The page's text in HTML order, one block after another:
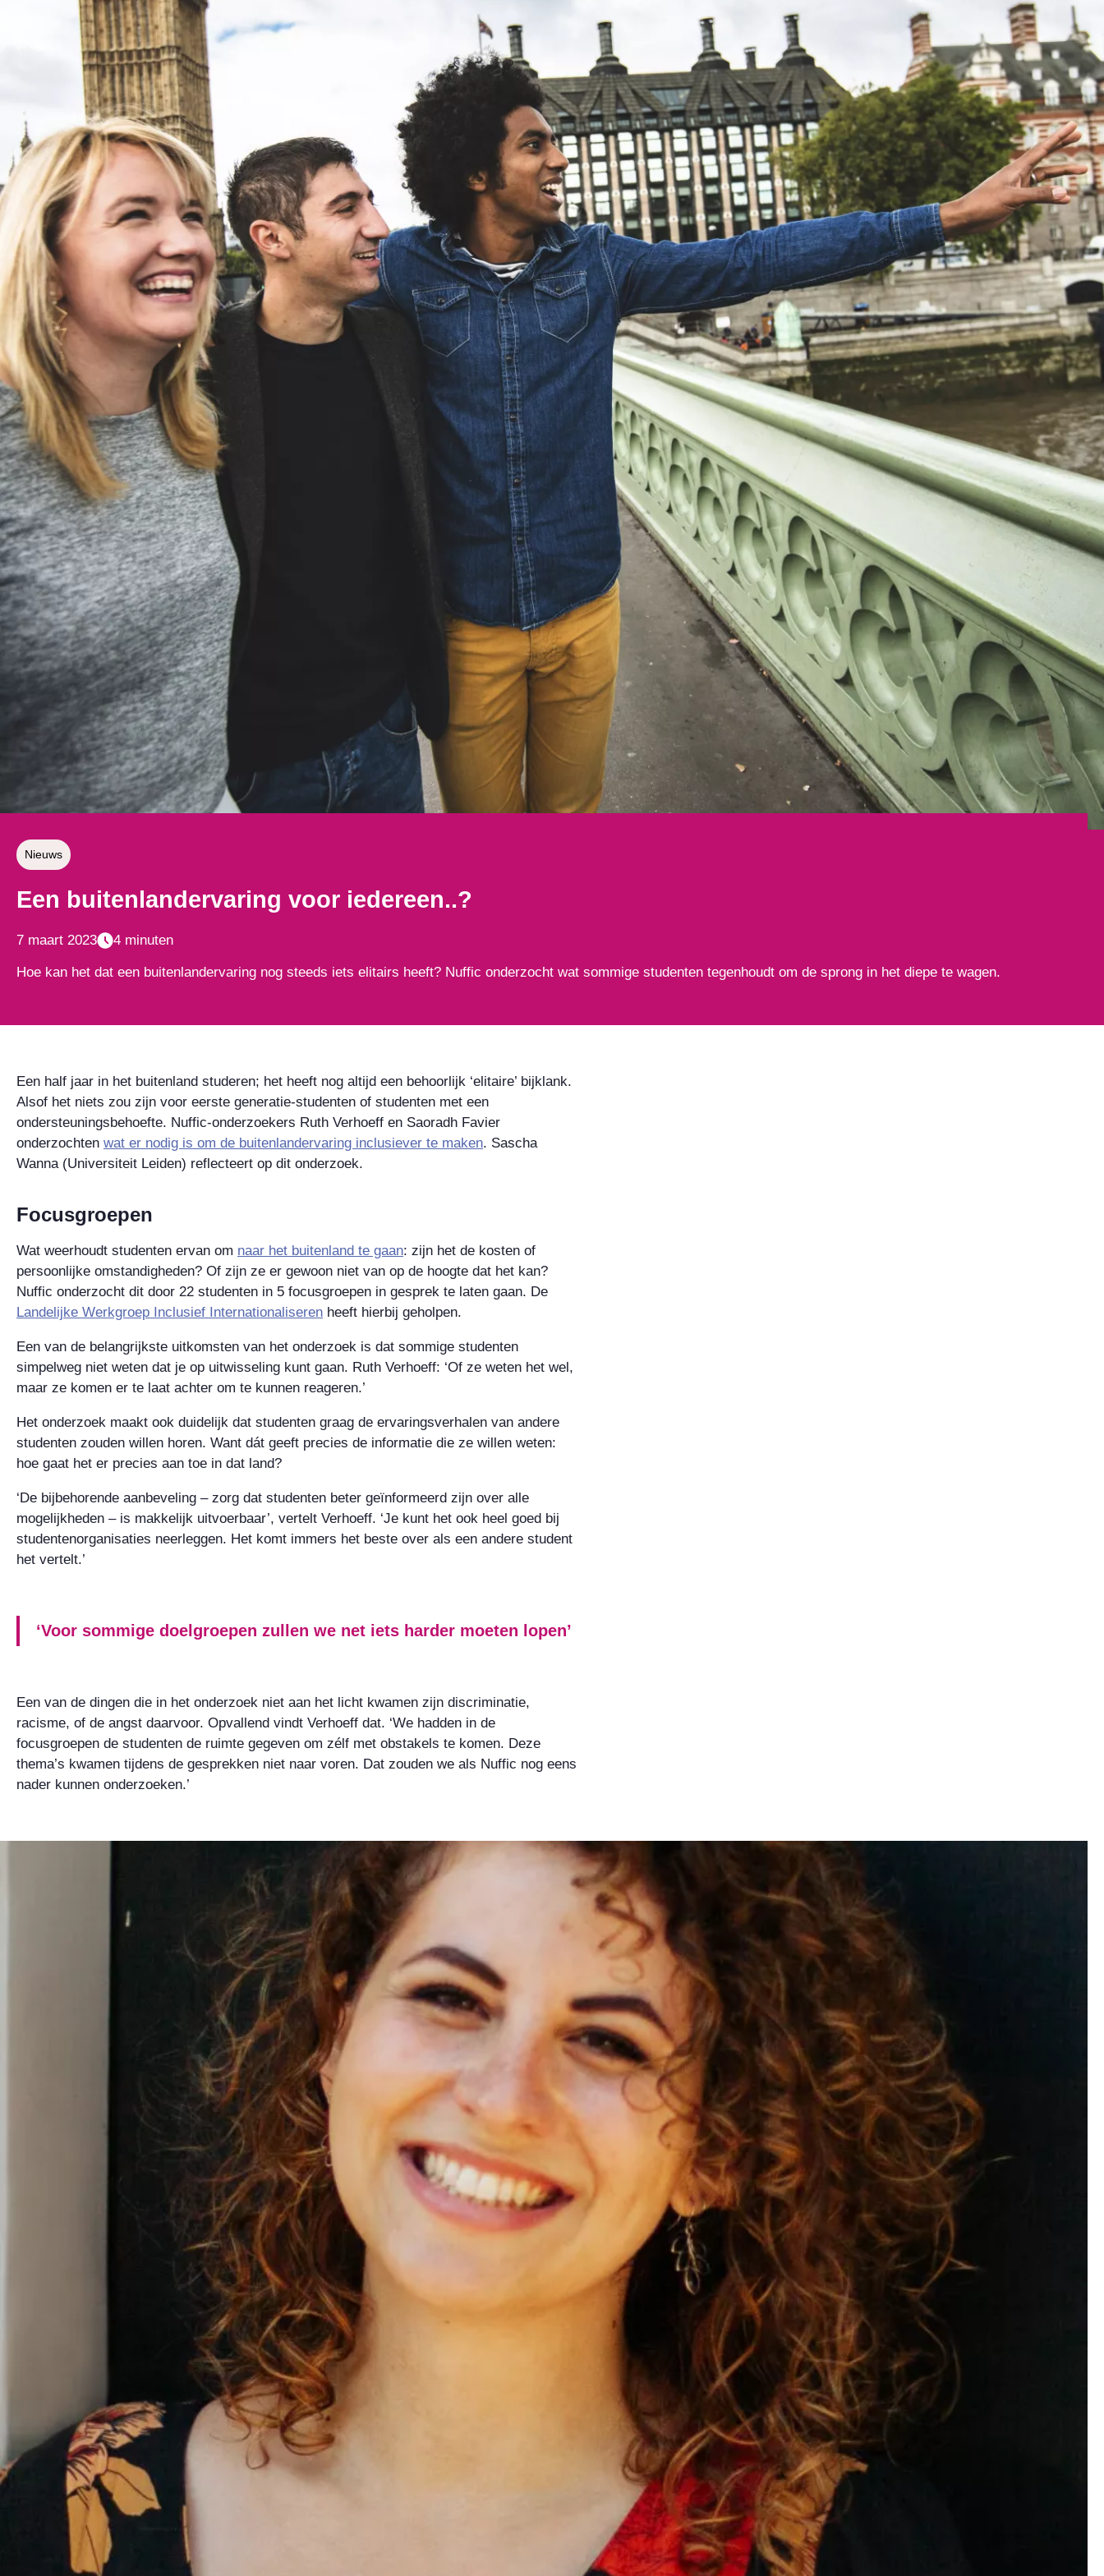
Nieuws
Een buitenlandervaring voor iedereen..?
7 maart 2023 4 minuten
Hoe kan het dat een buitenlandervaring nog steeds iets elitairs heeft? Nuffic onderzocht wat sommige studenten tegenhoudt om de sprong in het diepe te wagen.
Een half jaar in het buitenland studeren; het heeft nog altijd een behoorlijk ‘elitaire’ bijklank.
Alsof het niets zou zijn voor eerste generatie-studenten of studenten met een
ondersteuningsbehoefte. Nuffic-onderzoekers Ruth Verhoeff en Saoradh Favier
onderzochten wat er nodig is om de buitenlandervaring inclusiever te maken. Sascha
Wanna (Universiteit Leiden) reflecteert op dit onderzoek.
Focusgroepen
Wat weerhoudt studenten ervan om naar het buitenland te gaan: zijn het de kosten of
persoonlijke omstandigheden? Of zijn ze er gewoon niet van op de hoogte dat het kan?
Nuffic onderzocht dit door 22 studenten in 5 focusgroepen in gesprek te laten gaan. De
Landelijke Werkgroep Inclusief Internationaliseren heeft hierbij geholpen.
Een van de belangrijkste uitkomsten van het onderzoek is dat sommige studenten
simpelweg niet weten dat je op uitwisseling kunt gaan. Ruth Verhoeff: ‘Of ze weten het wel,
maar ze komen er te laat achter om te kunnen reageren.’
Het onderzoek maakt ook duidelijk dat studenten graag de ervaringsverhalen van andere
studenten zouden willen horen. Want dát geeft precies de informatie die ze willen weten:
hoe gaat het er precies aan toe in dat land?
‘De bijbehorende aanbeveling – zorg dat studenten beter geïnformeerd zijn over alle
mogelijkheden – is makkelijk uitvoerbaar’, vertelt Verhoeff. ‘Je kunt het ook heel goed bij
studentenorganisaties neerleggen. Het komt immers het beste over als een andere student
het vertelt.’
‘Voor sommige doelgroepen zullen we net iets harder moeten lopen’
Een van de dingen die in het onderzoek niet aan het licht kwamen zijn discriminatie,
racisme, of de angst daarvoor. Opvallend vindt Verhoeff dat. ‘We hadden in de
focusgroepen de studenten de ruimte gegeven om zélf met obstakels te komen. Deze
thema’s kwamen tijdens de gesprekken niet naar voren. Dat zouden we als Nuffic nog eens
nader kunnen onderzoeken.’